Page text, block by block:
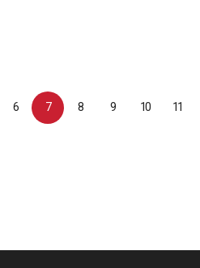
6 7 8 9 10 11